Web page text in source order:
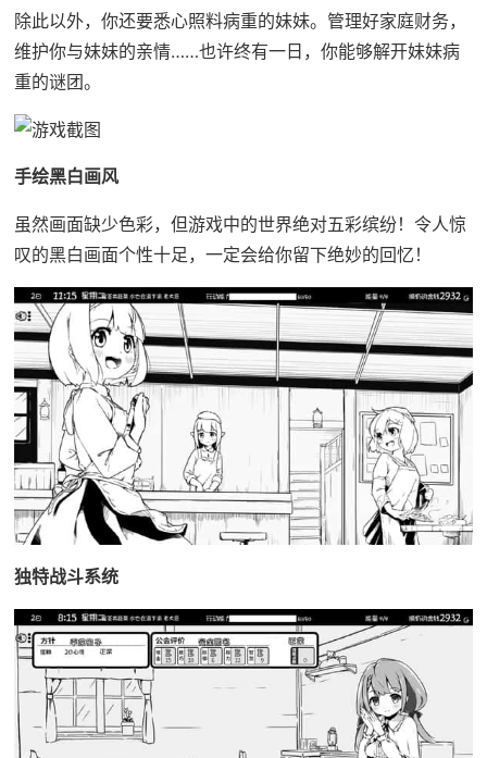
除此以外，你还要悉心照料病重的妹妹。管理好家庭财务，
维护你与妹妹的亲情……也许终有一日，你能够解开妹妹病
重的谜团。
手绘黑白画风
虽然画面缺少色彩，但游戏中的世界绝对五彩缤纷！令人惊
叹的黑白画面个性十足，一定会给你留下绝妙的回忆！
独特战斗系统